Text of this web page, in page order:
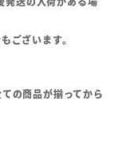
ございます。
の商品が揃ってから